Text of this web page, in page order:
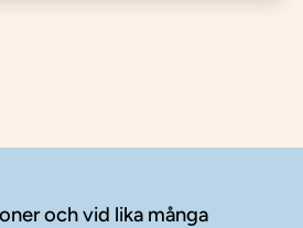
och vid lika många